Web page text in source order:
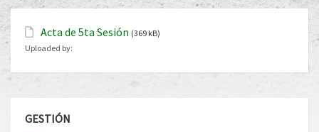
Acta de 5ta Sesión (369 kB)
Uploaded by:
GESTIÓN